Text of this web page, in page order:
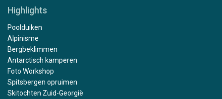
Highlights
Poolduiken
Alpinisme
Bergbeklimmen
Antarctisch kamperen
Foto Workshop
Spitsbergen opruimen
Skitochten Zuid-Georgië